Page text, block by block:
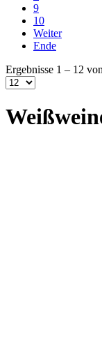
9
10
Weiter
Ende
Ergebnisse 1 – 12